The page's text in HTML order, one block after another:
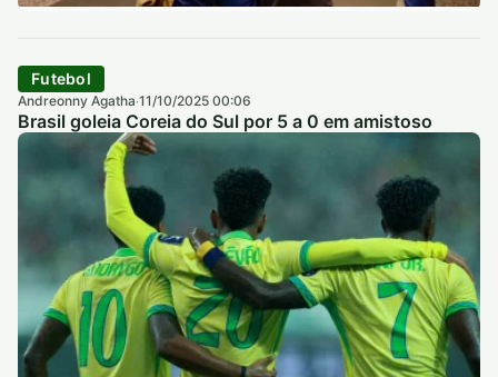
Futebol
Andreonny Agatha·11/10/2025 00:06
Brasil goleia Coreia do Sul por 5 a 0 em amistoso